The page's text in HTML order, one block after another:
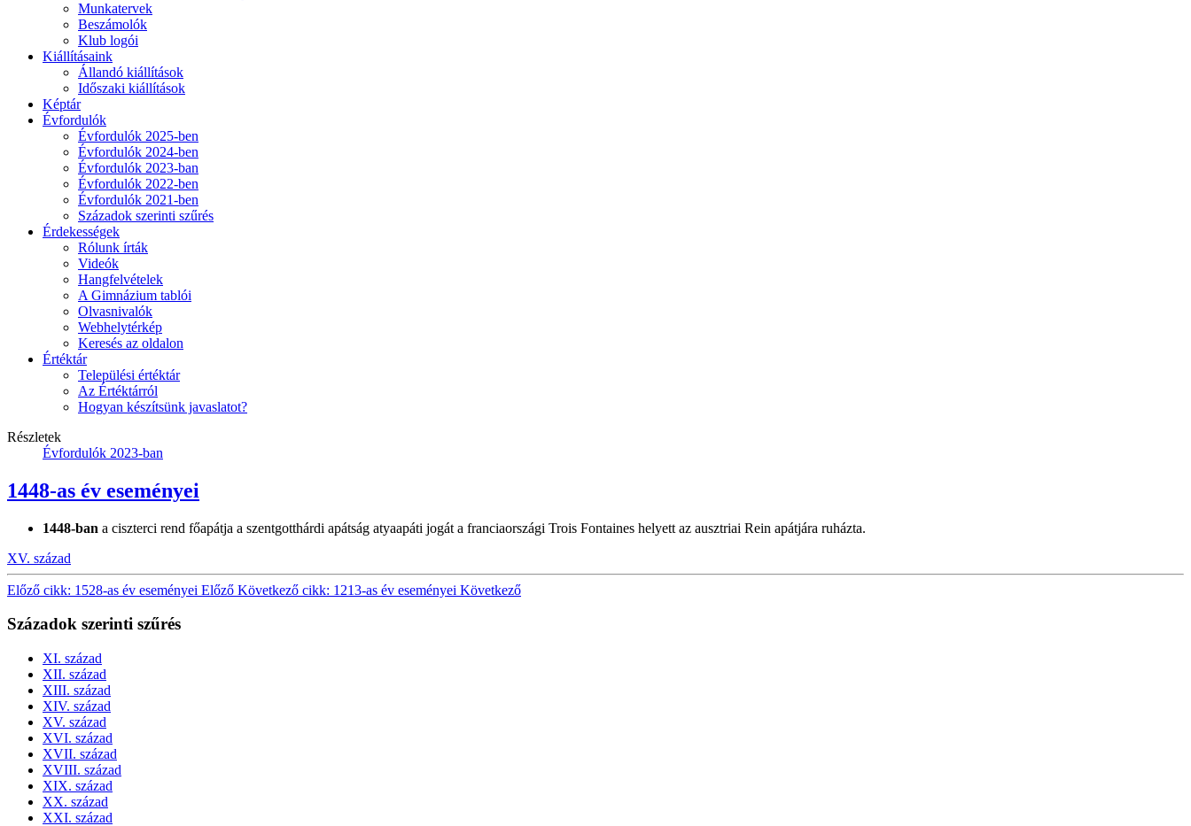
Munkatervek
Beszámolók
Klub logói
Kiállításaink
Állandó kiállítások
Időszaki kiállítások
Képtár
Évfordulók
Évfordulók 2025-ben
Évfordulók 2024-ben
Évfordulók 2023-ban
Évfordulók 2022-ben
Évfordulók 2021-ben
Századok szerinti szűrés
Érdekességek
Rólunk írták
Videók
Hangfelvételek
A Gimnázium tablói
Olvasnivalók
Webhelytérkép
Keresés az oldalon
Értéktár
Települési értéktár
Az Értéktárról
Hogyan készítsünk javaslatot?
Részletek
Évfordulók 2023-ban
1448-as év eseményei
1448-ban a ciszterci rend főapátja a szentgotthárdi apátság atyaapáti jogát a franciaországi Trois Fontaines helyett az ausztriai Rein apátjára ruházta.
XV. század
Előző cikk: 1528-as év eseményei Előző Következő cikk: 1213-as év eseményei Következő
Századok szerinti szűrés
XI. század
XII. század
XIII. század
XIV. század
XV. század
XVI. század
XVII. század
XVIII. század
XIX. század
XX. század
XXI. század